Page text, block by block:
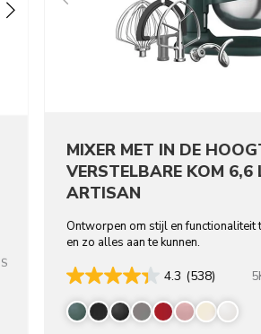
MIXER MET IN DE
VERSTELBARE KOM 6,6
ARTISAN
Ontworpen om stijl en functionaliteit
en zo alles aan te kunnen.
4.3 (538)